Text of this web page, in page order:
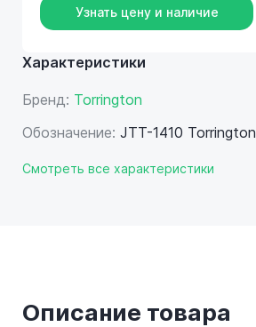
Характеристики
Бренд: Torrington
Обозначение: JTT-1410 Torrington
Смотреть все характеристики
Узнать цену и наличие
Описание товара